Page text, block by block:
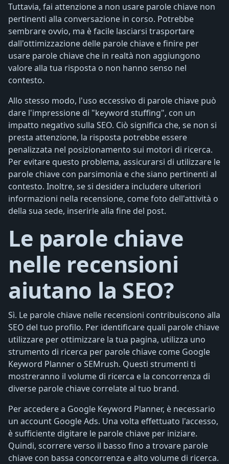
Tuttavia, fai attenzione a non usare parole chiave non
pertinenti alla conversazione in corso. Potrebbe
sembrare ovvio, ma è facile lasciarsi trasportare
dall'ottimizzazione delle parole chiave e finire per
usare parole chiave che in realtà non aggiungono
valore alla tua risposta o non hanno senso nel
contesto.
Allo stesso modo, l'uso eccessivo di parole chiave può
dare l'impressione di "keyword stuffing", con un
impatto negativo sulla SEO. Ciò significa che, se non si
presta attenzione, la risposta potrebbe essere
penalizzata nel posizionamento sui motori di ricerca.
Per evitare questo problema, assicurarsi di utilizzare le
parole chiave con parsimonia e che siano pertinenti al
contesto. Inoltre, se si desidera includere ulteriori
informazioni nella recensione, come foto dell'attività o
della sua sede, inserirle alla fine del post.
Le parole chiave
nelle recensioni
aiutano la SEO?
Sì. Le parole chiave nelle recensioni contribuiscono alla
SEO del tuo profilo. Per identificare quali parole chiave
utilizzare per ottimizzare la tua pagina, utilizza uno
strumento di ricerca per parole chiave come Google
Keyword Planner o SEMrush. Questi strumenti ti
mostreranno il volume di ricerca e la concorrenza di
diverse parole chiave correlate al tuo brand.
Per accedere a Google Keyword Planner, è necessario
un account Google Ads. Una volta effettuato l'accesso,
è sufficiente digitare le parole chiave per iniziare.
Quindi, scorrere verso il basso fino a trovare parole
chiave con bassa concorrenza e alto volume di ricerca.